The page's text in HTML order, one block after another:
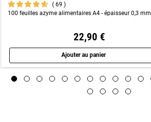
69
100 feuilles azyme alimentaires A4 - épaisseur 0,3 mm
22,90 €
Ajouter au panier
Aperçu rapide